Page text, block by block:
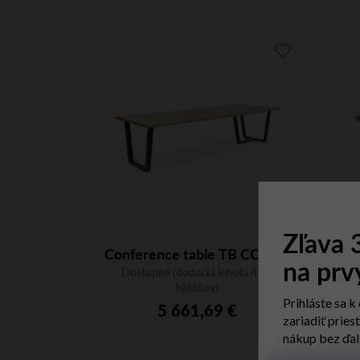
Conference table TB CONF3
5 661,69 €
Zľava
na
Prihláste sa
zariadiť
nákup bez